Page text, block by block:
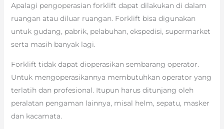
Apalagi pengoperasian forklift dapat dilakukan di dalam
ruangan atau diluar ruangan. Forklift bisa digunakan
untuk gudang, pabrik, pelabuhan, ekspedisi, supermarket
serta masih banyak lagi.
Forklift tidak dapat dioperasikan sembarang operator.
Untuk mengoperasikannya membutuhkan operator yang
terlatih dan profesional. Itupun harus ditunjang oleh
peralatan pengaman lainnya, misal helm, sepatu, masker
dan kacamata.